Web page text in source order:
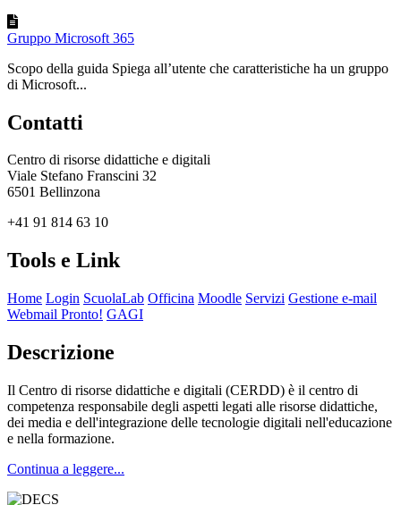
Gruppo Microsoft 365
Scopo della guida Spiega all’utente che caratteristiche ha un gruppo
di Microsoft...
Contatti
Centro di risorse didattiche e digitali
Viale Stefano Franscini 32
6501 Bellinzona
+41 91 814 63 10
Tools e Link
Home Login ScuolaLab Officina Moodle Servizi Gestione e-mail
Webmail Pronto! GAGI
Descrizione
Il Centro di risorse didattiche e digitali (CERDD) è il centro di
competenza responsabile degli aspetti legati alle risorse didattiche,
dei media e dell'integrazione delle tecnologie digitali nell'educazione
e nella formazione.
Continua a leggere...